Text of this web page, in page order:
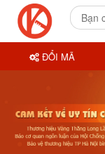
ĐỔI MÃ